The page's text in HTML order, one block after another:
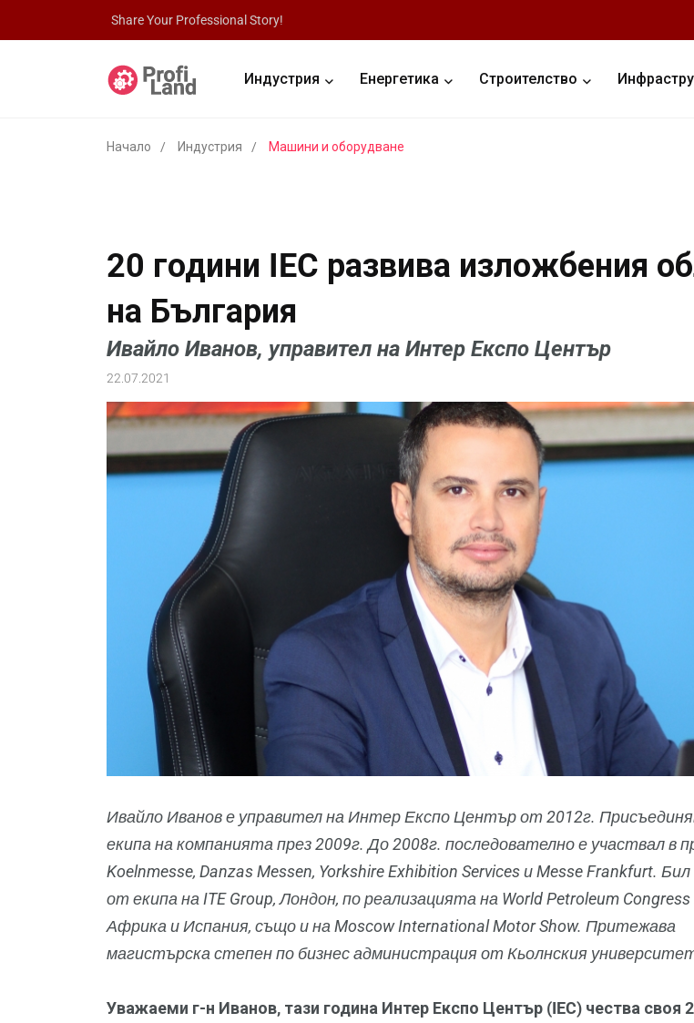
Share Your Professional Story!
Индустрия Енергетика Строителство
Начало Индустрия Машини и оборудване
20 години IEC развива изложбения
на България
Ивайло Иванов, управител на Интер Експо Център
22.07.2021
Ивайло Иванов е управител на Интер Експо Център от 2012г.
екипа на компанията през 2009г. До 2008г. последователно е участвал в
Koelnmesse, Danzas Messen, Yorkshire Exhibition Services и Messe Frankfurt.
от екипа на ITE Group, Лондон, по реализацията на World Petroleum
Африка и Испания, също и на Moscow International Motor Show. Притежава
магистърска степен по бизнес администрация от Кьолнския
Уважаеми г-н Иванов, тази година Интер Експо Център (IEC) чества своя